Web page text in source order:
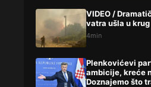
VIDEO /
vatra ušla u
4min
Plenkovićevi
ambicije, kreće
Doznajemo što